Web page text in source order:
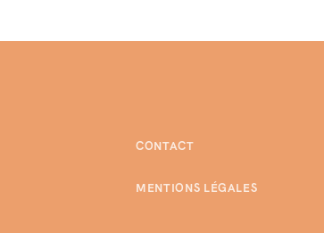
CONTACT
MENTIONS LÉGALES